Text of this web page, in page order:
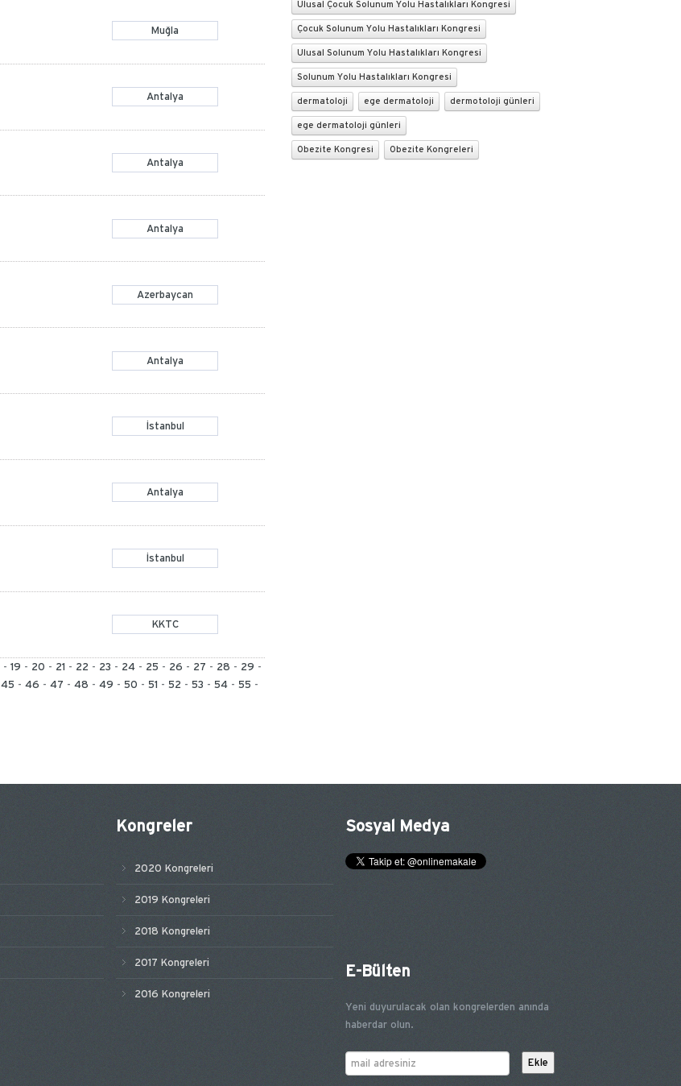
Muğla
Antalya
Antalya
Antalya
Azerbaycan
Antalya
İstanbul
Antalya
İstanbul
KKTC
- 19 - 20 - 21 - 22 - 23 - 24 - 25 - 26 - 27 - 28 - 29 -
45 - 46 - 47 - 48 - 49 - 50 - 51 - 52 - 53 - 54 - 55 -
Ulusal Çocuk Solunum Yolu Hastalıkları Kongresi
Çocuk Solunum Yolu Hastalıkları Kongresi
Ulusal Solunum Yolu Hastalıkları Kongresi
Solunum Yolu Hastalıkları Kongresi
dermatoloji ege dermatoloji dermotoloji günleri
ege dermatoloji günleri
Obezite Kongresi Obezite Kongreleri
Kongreler
2020 Kongreleri
2019 Kongreleri
2018 Kongreleri
2017 Kongreleri
2016 Kongreleri
Sosyal Medya
E-Bülten
Yeni duyurulacak olan kongrelerden anında
haberdar olun.